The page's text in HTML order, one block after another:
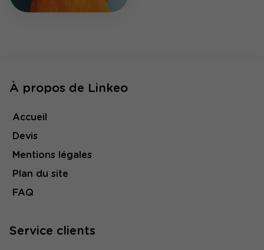
À propos de Linkeo
Accueil
Devis
Mentions légales
Plan du site
FAQ
Service clients